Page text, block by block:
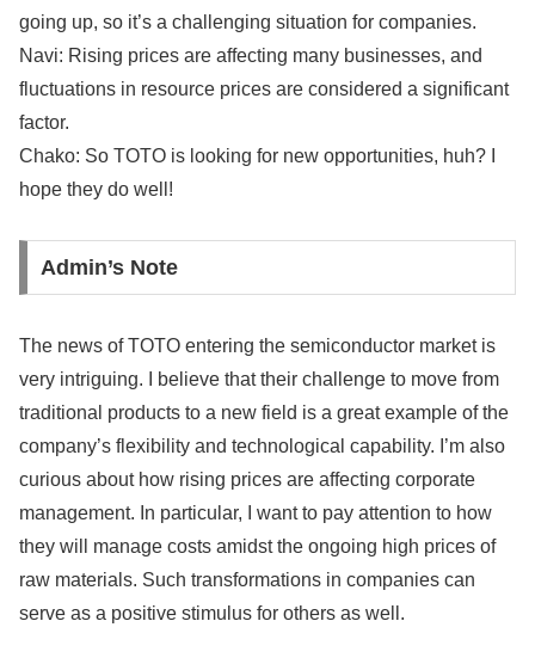
going up, so it’s a challenging situation for companies.
Navi: Rising prices are affecting many businesses, and
fluctuations in resource prices are considered a significant
factor.
Chako: So TOTO is looking for new opportunities, huh? I
hope they do well!
Admin’s Note
The news of TOTO entering the semiconductor market is
very intriguing. I believe that their challenge to move from
traditional products to a new field is a great example of the
company’s flexibility and technological capability. I’m also
curious about how rising prices are affecting corporate
management. In particular, I want to pay attention to how
they will manage costs amidst the ongoing high prices of
raw materials. Such transformations in companies can
serve as a positive stimulus for others as well.